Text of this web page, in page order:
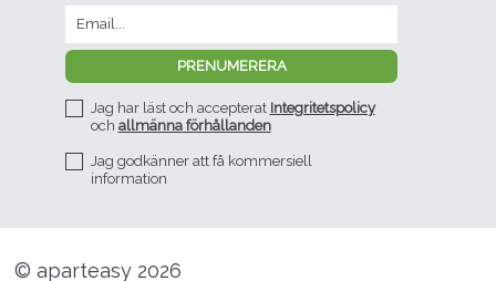
Jag har läst och accepterat Integritetspolicy
och allmänna förhållanden
Jag godkänner att få kommersiell
information
© aparteasy 2026